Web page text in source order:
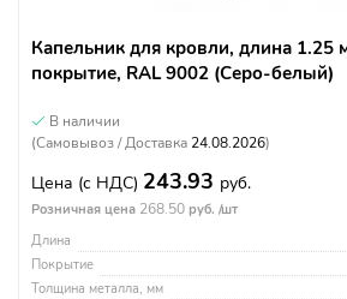
Капельник для кровли, длина 1.25
покрытие, RAL 9002 (Серо-белый)
В наличии
(Самовывоз / Доставка 24.08.2026)
Цена (с НДС) 243.93 руб.
Розничная цена 268.50 руб. /шт
Длина
Покрытие
Толщина металла, мм